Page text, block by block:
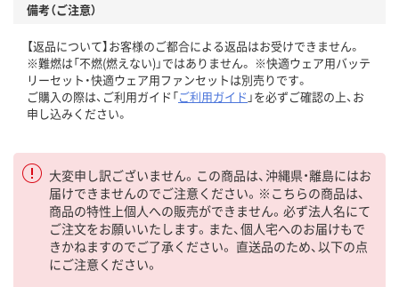
備考（ご注意）
【返品について】お客様のご都合による返品はお受けできません。
※難燃は「不燃(燃えない)」ではありません。 ※快適ウェア用バッテ
リーセット・快適ウェア用ファンセットは別売りです。
ご購入の際は、ご利用ガイド「ご利用ガイド 」を必ずご確認の上、お
申し込みください。
大変申し訳ございません。この商品は、沖縄県・離島にはお
届けできませんのでご注意ください。※こちらの商品は、
商品の特性上個人への販売ができません。必ず法人名にて
ご注文をお願いいたします。また、個人宅へのお届けもで
きかねますのでご了承ください。 直送品のため、以下の点
にご注意ください。